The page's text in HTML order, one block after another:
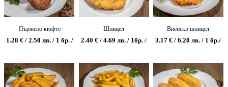
Пържено кюфте
1.28 € / 2.50 лв. / 1 бр. /
Шницел
2.40 € / 4.69 лв. / 1бр. /
Виенски шницел
3.17 € / 6.20 лв. / 1 бр./